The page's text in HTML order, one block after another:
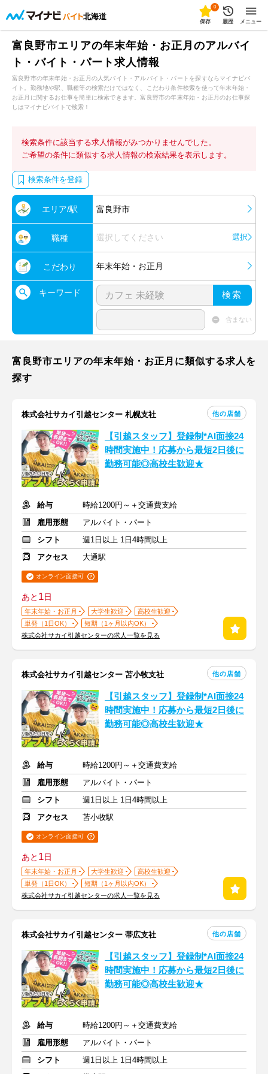
北海道
0
保存 履歴 メニュー
富良野市エリアの年末年始・お正月のアルバイ
ト・バイト・パート求人情報
富良野市の年末年始・お正月の人気バイト・アルバイト・パートを探すならマイナビバ
イト。勤務地や駅、職種等の検索だけではなく、こだわり条件検索を使って年末年始・
お正月に関するお仕事を簡単に検索できます。富良野市の年末年始・お正月のお仕事探
しはマイナビバイトで検索！
検索条件に該当する求人情報がみつかりませんでした。
ご希望の条件に類似する求人情報の検索結果を表示します。
検索条件を登録
エリア/駅 富良野市
職種 選択してください 選択
こだわり 年末年始・お正月
キーワード 検索
含まない
富良野市エリアの年末年始・お正月に類似する求人を
探す
株式会社サカイ引越センター 札幌支社 他の店舗
【引越スタッフ】登録制*AI面接24
時間実施中！応募から最短2日後に
勤務可能◎高校生歓迎★
給与
時給1200円～＋交通費支給
雇用形態
アルバイト・パート
シフト
週1日以上 1日4時間以上
アクセス
大通駅
オンライン面接可
あと 1日
年末年始・お正月 大学生歓迎
高校生歓迎
単発（1日OK）
短期（1ヶ月以内OK）
株式会社サカイ引越センターの求人一覧を見る
株式会社サカイ引越センター 苫小牧支社 他の店舗
【引越スタッフ】登録制*AI面接24
時間実施中！応募から最短2日後に
勤務可能◎高校生歓迎★
給与
時給1200円～＋交通費支給
雇用形態
アルバイト・パート
シフト
週1日以上 1日4時間以上
アクセス
苫小牧駅
オンライン面接可
あと 1日
年末年始・お正月 大学生歓迎
高校生歓迎
単発（1日OK）
短期（1ヶ月以内OK）
株式会社サカイ引越センターの求人一覧を見る
株式会社サカイ引越センター 帯広支社 他の店舗
【引越スタッフ】登録制*AI面接24
時間実施中！応募から最短2日後に
勤務可能◎高校生歓迎★
給与
時給1200円～＋交通費支給
雇用形態
アルバイト・パート
シフト
週1日以上 1日4時間以上